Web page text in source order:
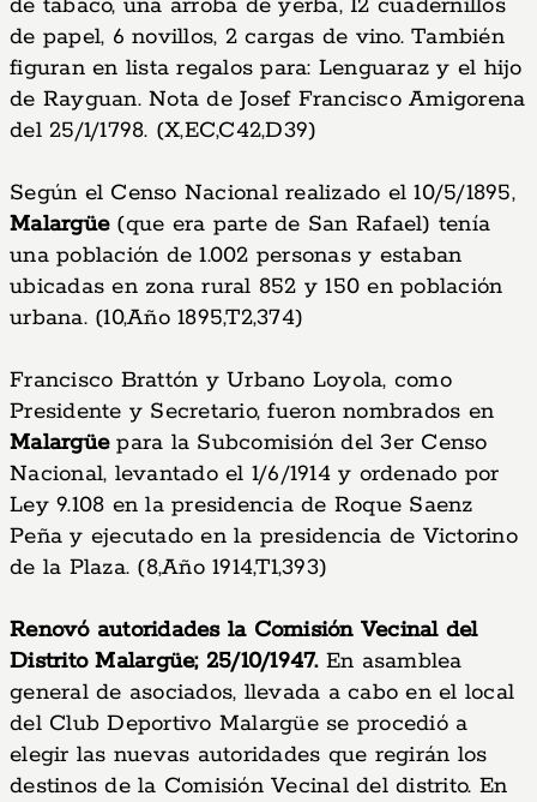
de tabaco, una arroba de yerba, 12 cuadernillos
de papel, 6 novillos, 2 cargas de vino. También
figuran en lista regalos para: Lenguaraz y el hijo
de Rayguan. Nota de Josef Francisco Amigorena
del 25/1/1798. (X,EC,C42,D39)
Según el Censo Nacional realizado el 10/5/1895,
Malargüe(que era parte de San Rafael) tenía
una población de 1.002 personas y estaban
ubicadas en zona rural 852 y 150 en población
urbana. (10,Año 1895,T2,374)
Francisco Brattón y Urbano Loyola, como
Presidente y Secretario, fueron nombrados en
Malargüepara la Subcomisión del 3er Censo
Nacional, levantado el 1/6/1914 y ordenado por
Ley 9.108 en la presidencia de Roque Saenz
Peña y ejecutado en la presidencia de Victorino
de la Plaza. (8,Año 1914,T1,393)
Renovó autoridades la Comisión Vecinal del
Distrito Malargüe; 25/10/1947.En asamblea
general de asociados, llevada a cabo en el local
del Club Deportivo Malargüe se procedió a
elegir las nuevas autoridades que regirán los
destinos de la Comisión Vecinal del distrito. En